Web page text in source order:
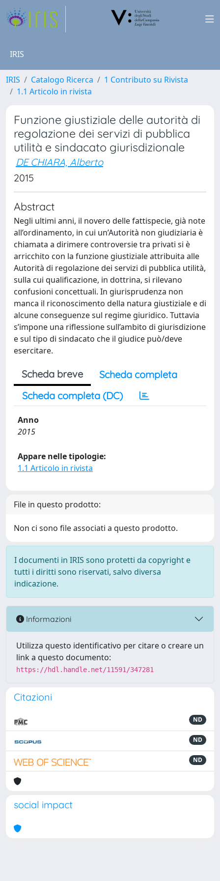
IRIS
IRIS Catalogo Ricerca
1 Contributo su Rivista
1.1 Articolo in rivista
Funzione giustiziale delle autorità di
regolazione dei servizi di pubblica
utilità e sindacato giurisdizionale
DE CHIARA, Alberto
2015
Abstract
Negli ultimi anni, il novero delle fattispecie, già note
all’ordinamento, in cui un’Autorità non giudiziaria è
chiamata a dirimere controversie tra privati si è
arricchito con la funzione giustiziale attribuita alle
Autorità di regolazione dei servizi di pubblica utilità,
sulla cui qualificazione, in dottrina, si rilevano
confusioni concettuali. In giurisprudenza non
manca il riconoscimento della natura giustiziale e di
alcune conseguenze sul regime giuridico. Tuttavia
s’impone una riflessione sull’ambito di giurisdizione
e sul tipo di sindacato che il giudice può/deve
esercitare.
Scheda breve
Scheda completa
Scheda completa (DC)
Anno
2015
Appare nelle tipologie:
1.1 Articolo in rivista
File in questo prodotto:
Non ci sono file associati a questo prodotto.
I documenti in IRIS sono protetti da copyright e
tutti i diritti sono riservati, salvo diversa
indicazione.
Informazioni
Utilizza questo identificativo per citare o creare un
link a questo documento:
https://hdl.handle.net/11591/347281
Citazioni
ND
ND
ND
social impact